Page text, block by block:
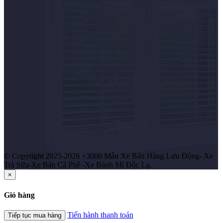
© Copyright 2025-2026 +3000 Mẫu Xe Bán Hàng Lưu Động- Xe
Trà Sữa-Xe Bán Cà Phê -Xe Bánh Mì Độc Lạ.
×
Giỏ hàng
Tiếp tục mua hàng Tiến hành thanh toán